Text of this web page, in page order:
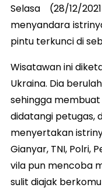
Selasa (28/12/
menyandara
pintu terkunci di
Wisatawan ini
Ukraina. Dia
sehingga
didatangi petugas,
menyertakan
Gianyar, TNI, Polri,
vila pun mencoba
sulit diajak